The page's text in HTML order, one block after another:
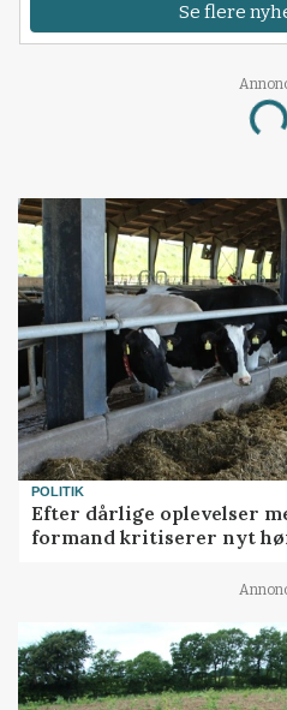
Se flere
POLITIK
Efter dårlige oplevelser
formand kritiserer nyt